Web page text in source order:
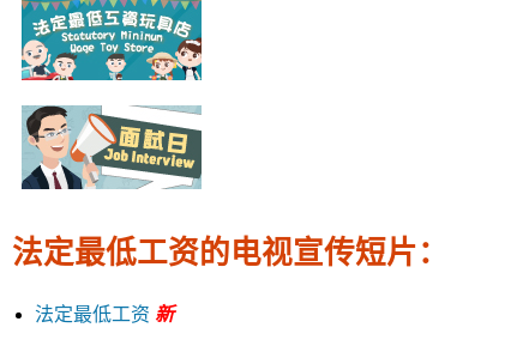
法定最低工资的电视宣传短片：
法定最低工资 新